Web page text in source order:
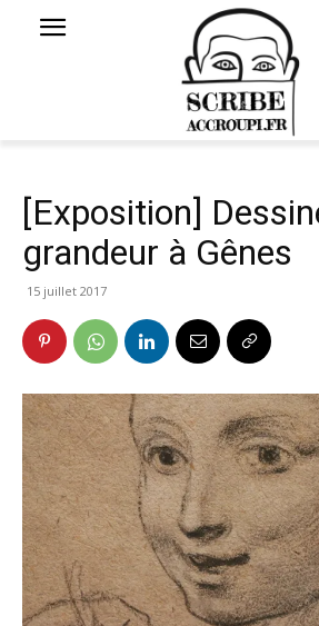
[Exposition]
grandeur à Gênes
15 juillet 2017